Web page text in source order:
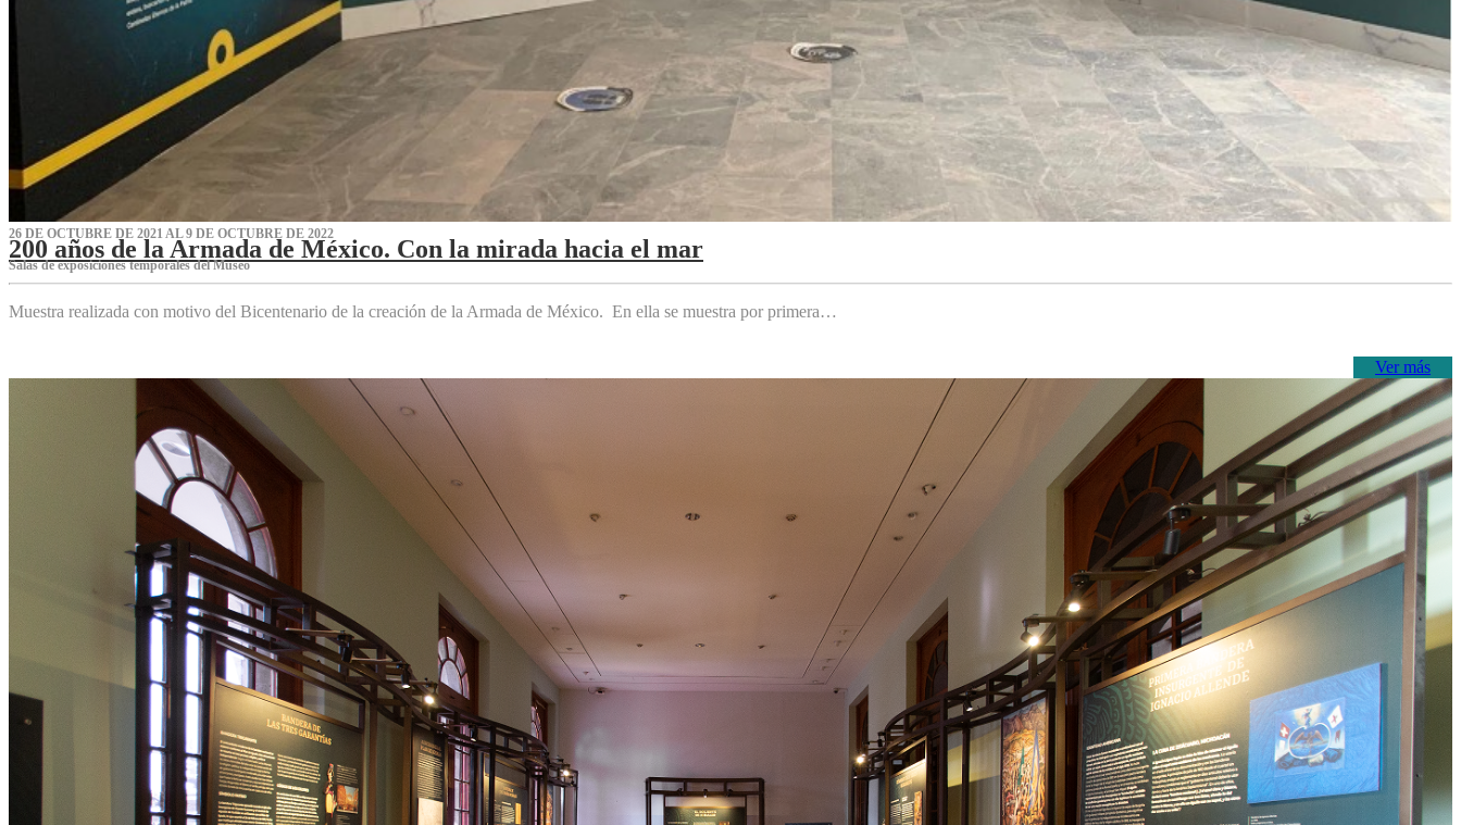
26 DE OCTUBRE DE 2021 AL 9 DE OCTUBRE DE 2022
200 años de la Armada de México. Con la mirada hacia el mar
Salas de exposiciones temporales del Museo‌
Muestra realizada con motivo del Bicentenario de la creación de la Armada de México. En ella se muestra por primera…
Ver más